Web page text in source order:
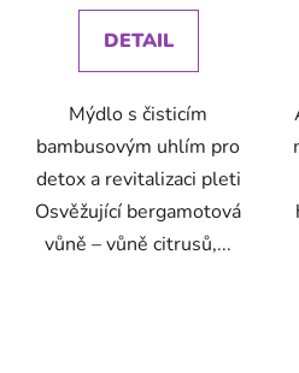
DETAIL
Mýdlo s čisticím
bambusovým uhlím pro
detox a revitalizaci pleti
Osvěžující bergamotová
vůně – vůně citrusů,...